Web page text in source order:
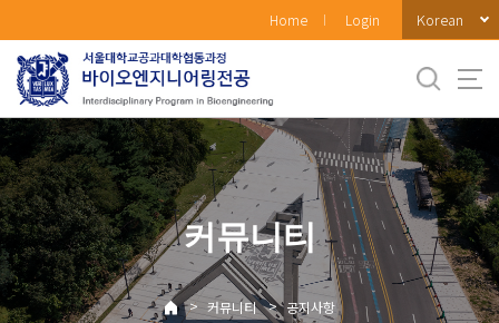
로
메
뉴
Home Login Korean
커뮤니티
> 커뮤니티 > 공지사항